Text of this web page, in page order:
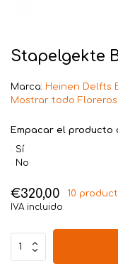
Stapelgekte
Marca: Heinen Delfts
Mostrar todo
Empacar el producto
Sí
No
€320,00
10
IVA incluido